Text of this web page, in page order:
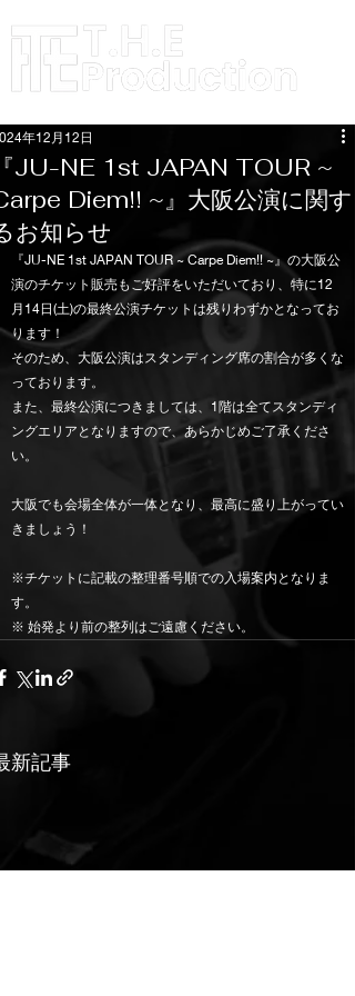
JU-NE 1st JAPAN TOUR ~
Diem!! ~』大阪公演に関す
お知らせ
年12月12日
『JU-NE 1st JAPAN TOUR ~ Carpe Diem!! ~』の大阪公
演のチケット販売もご好評をいただいており、特に12
月14日(土)の最終公演チケットは残りわずかとなってお
ります！
そのため、大阪公演はスタンディング席の割合が多くな
っております。
また、最終公演につきましては、1階は全てスタンディ
ングエリアとなりますので、あらかじめご了承くださ
い。
大阪でも会場全体が一体となり、最高に盛り上がってい
きましょう！
※チケットに記載の整理番号順での入場案内となりま
す。
※ 始発より前の整列はご遠慮ください。
新記事